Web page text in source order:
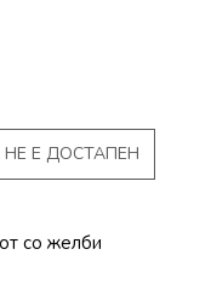
Е ДОСТАПЕН
со желби